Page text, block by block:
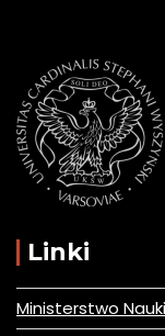
Linki
Ministerstwo